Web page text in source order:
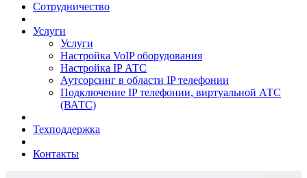
Сотрудничество
Услуги
Услуги
Настройка VoIP оборудования
Настройка IP АТС
Аутсорсинг в области IP телефонии
Подключение IP телефонии, виртуальной АТС
(ВАТС)
Техподдержка
Контакты